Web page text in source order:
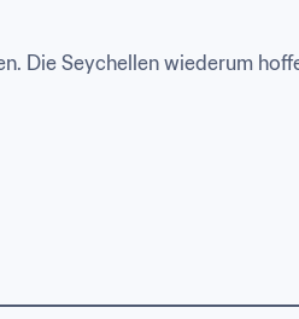
Die Seychellen wiederum